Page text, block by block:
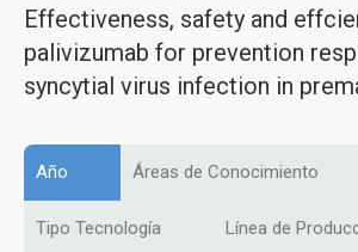
Effectiveness, safety and
palivizumab for prevention
syncytial virus infection in
Año Áreas de Conocimiento
Tipo Tecnología Línea de